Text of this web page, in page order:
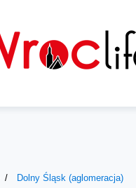
Dolny Śląsk (aglomeracja)